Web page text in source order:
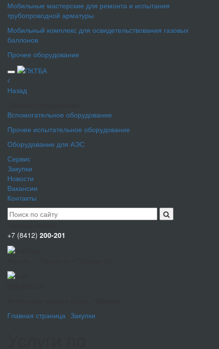
Мобильные мастерские для ремонта и испытания
трубопроводной арматуры
Мобильный комплекс для освидетельствования газовых
баллонов
Прочее оборудование
Назад
Вспомогательное оборудование
Прочее испытательное оборудование
Оборудование для АЭС
Сервис
Закупки
Новости
Вакансии
Контакты
+7 (8412) 200-201
Главная страница Закупки